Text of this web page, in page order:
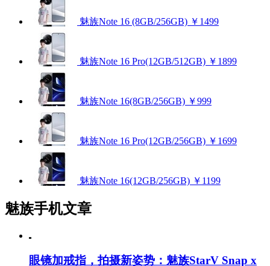
魅族Note 16 (8GB/256GB) ￥1499
魅族Note 16 Pro(12GB/512GB) ￥1899
魅族Note 16(8GB/256GB) ￥999
魅族Note 16 Pro(12GB/256GB) ￥1699
魅族Note 16(12GB/256GB) ￥1199
魅族手机文章
眼镜加戒指，拍摄新姿势：魅族StarV Snap x